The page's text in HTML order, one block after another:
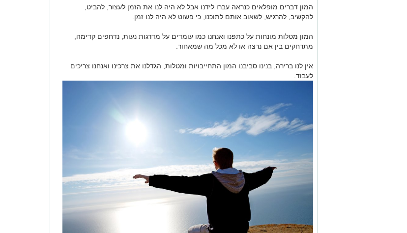
המון דברים מופלאים כנראה עברו לידנו אבל לא היה לנו את הזמן לעצור, להביט,
להקשיב, להרגיש, לשאוב אותם לתוכנו, כי פשוט לא היה לנו זמן.
המון מטלות מונחות על כתפנו ואנחנו כמו עומדים על מדרגות נעות, נדחפים קדימה,
מתרחקים בין אם נרצה או לא מכל מה שמאחור.
אין לנו ברירה, בנינו סביבנו המון התחייבויות ומטלות, הגדלנו את צרכינו ואנחנו צריכים
לעבוד.